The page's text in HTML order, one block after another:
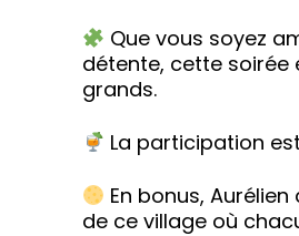
Que vous soyez
détente, cette soirée
grands.
La participation
En bonus,
de ce village où